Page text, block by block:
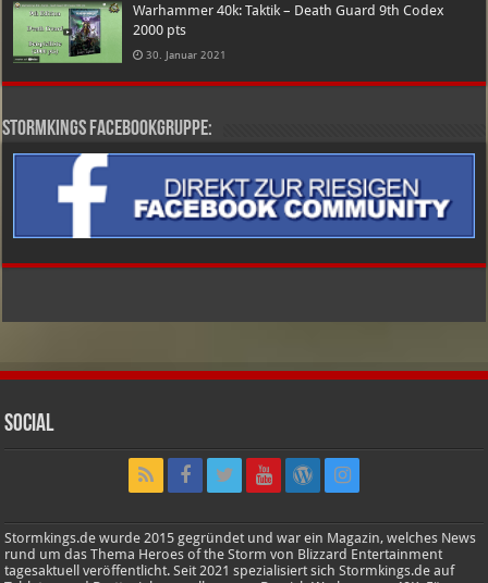
Warhammer 40k: Taktik – Death Guard 9th Codex
2000 pts
30. Januar 2021
Stormkings Facebookgruppe:
Social
Stormkings.de wurde 2015 gegründet und war ein Magazin, welches News
rund um das Thema Heroes of the Storm von Blizzard Entertainment
tagesaktuell veröffentlicht. Seit 2021 spezialisiert sich Stormkings.de auf